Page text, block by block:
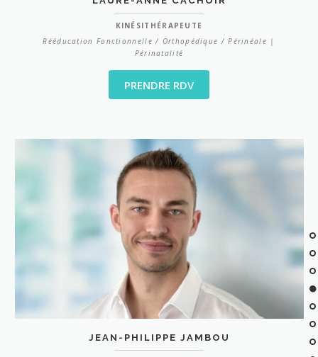
KINÉSITHÉRAPEUTE
Rééducation Fonctionnelle / Orthopédique / Périnéale |
Périnatalité
PRENDRE RDV
JEAN-PHILIPPE JAMBOU